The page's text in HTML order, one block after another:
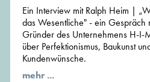
Ein Interview mit Ralph Heim |
das Wesentliche" - ein Gespräch
Gründer des Unternehmens H-I-
über Perfektionismus, Baukunst
Kundenwünsche.
mehr ...